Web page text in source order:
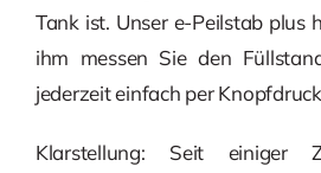
Tank ist. Unser e-Peilstab plus
ihm messen Sie den
jederzeit einfach per
Klarstellung: Seit einiger